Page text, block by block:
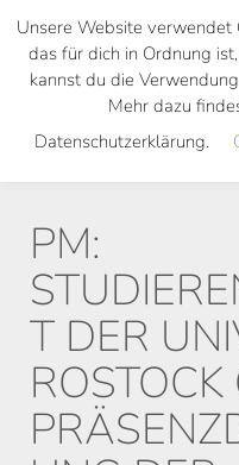
Skip
main
PM:
T DER
ROSTOCK
Unsere Website verwendet
das für dich in Ordnung
kannst du die
Mehr dazu
Datenschutzerklärung.